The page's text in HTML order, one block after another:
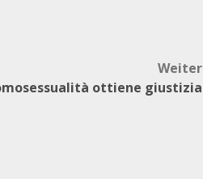
Weiter
ottiene giustizia